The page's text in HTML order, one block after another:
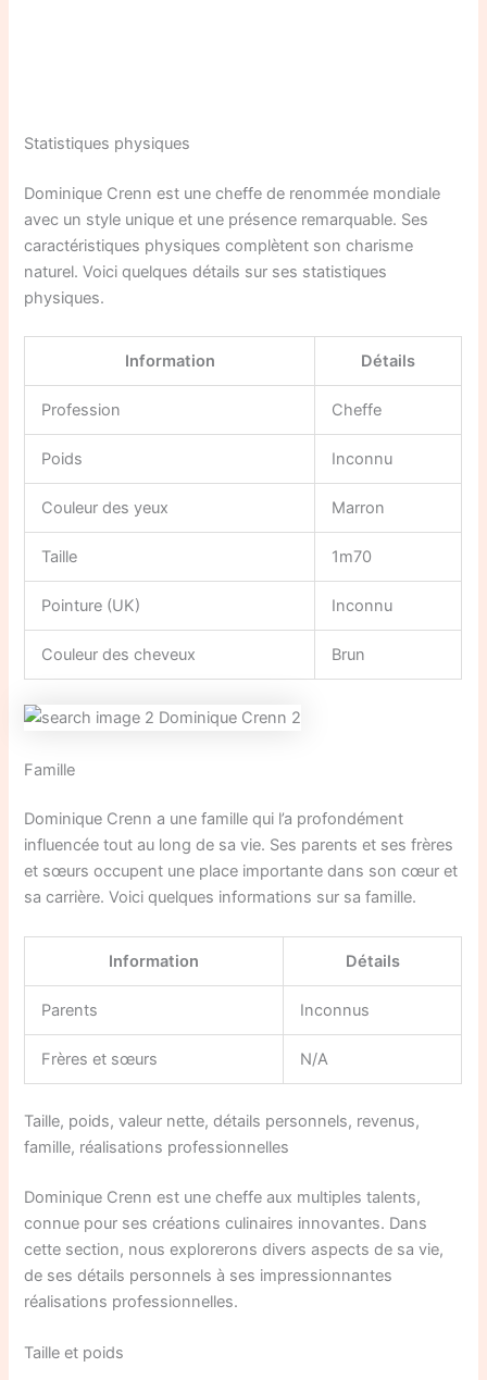
Statistiques physiques
Dominique Crenn est une cheffe de renommée mondiale
avec un style unique et une présence remarquable. Ses
caractéristiques physiques complètent son charisme
naturel. Voici quelques détails sur ses statistiques
physiques.
Information Détails
Profession Cheffe
Poids Inconnu
Couleur des yeux Marron
Taille 1m70
Pointure (UK) Inconnu
Couleur des cheveux Brun
Famille
Dominique Crenn a une famille qui l’a profondément
influencée tout au long de sa vie. Ses parents et ses frères
et sœurs occupent une place importante dans son cœur et
sa carrière. Voici quelques informations sur sa famille.
Information Détails
Parents Inconnus
Frères et sœurs N/A
Taille, poids, valeur nette, détails personnels, revenus,
famille, réalisations professionnelles
Dominique Crenn est une cheffe aux multiples talents,
connue pour ses créations culinaires innovantes. Dans
cette section, nous explorerons divers aspects de sa vie,
de ses détails personnels à ses impressionnantes
réalisations professionnelles.
Taille et poids